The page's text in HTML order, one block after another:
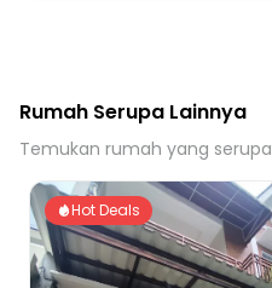
Rumah Serupa Lainnya
Temukan rumah yang serupa
Hot Deals